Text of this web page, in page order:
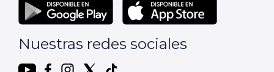
Nuestras redes sociales